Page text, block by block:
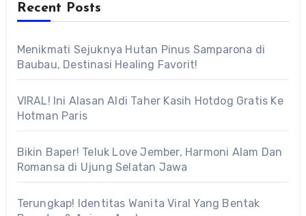
Recent Posts
Menikmati Sejuknya Hutan Pinus Samparona di
Baubau, Destinasi Healing Favorit!
VIRAL! Ini Alasan Aldi Taher Kasih Hotdog Gratis Ke
Hotman Paris
Bikin Baper! Teluk Love Jember, Harmoni Alam Dan
Romansa di Ujung Selatan Jawa
Terungkap! Identitas Wanita Viral Yang Bentak